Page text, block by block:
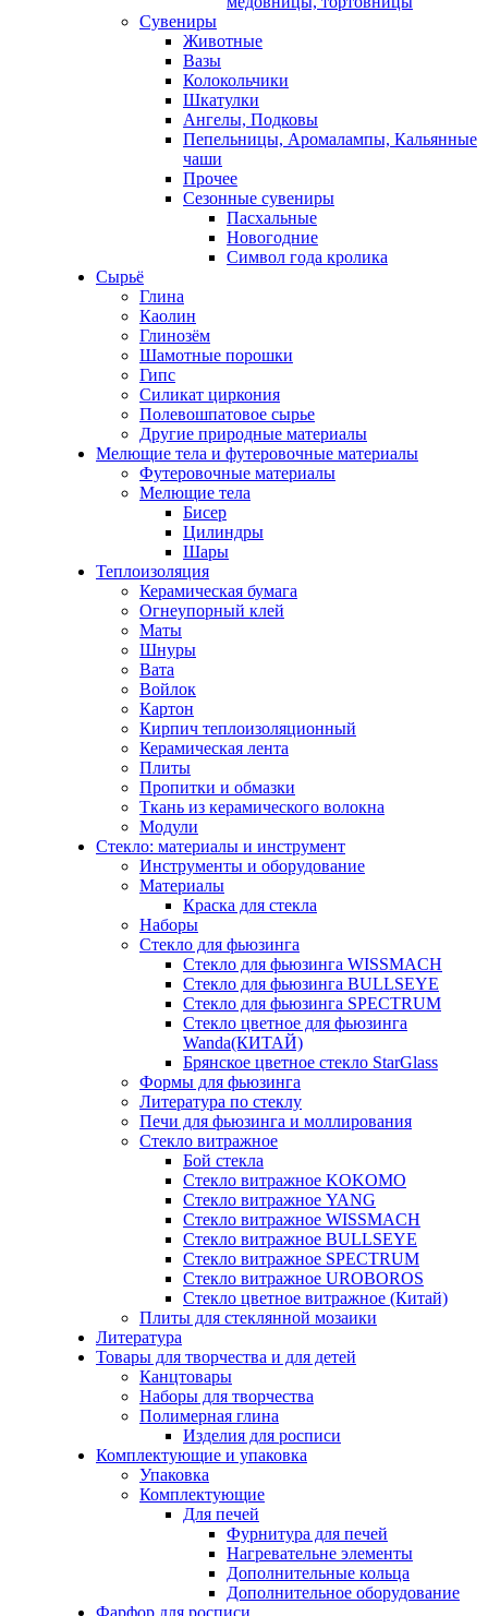
Сувениры
Животные
Вазы
Колокольчики
Шкатулки
Ангелы, Подковы
Пепельницы, Аромалампы, Кальянные
чаши
Прочее
Сезонные сувениры
Пасхальные
Новогодние
Символ года кролика
Сырьё
Глина
Каолин
Глинозём
Шамотные порошки
Гипс
Силикат циркония
Полевошпатовое сырье
Другие природные материалы
Мелющие тела и футеровочные материалы
Футеровочные материалы
Мелющие тела
Бисер
Цилиндры
Шары
Теплоизоляция
Керамическая бумага
Огнеупорный клей
Маты
Шнуры
Вата
Войлок
Картон
Кирпич теплоизоляционный
Керамическая лента
Плиты
Пропитки и обмазки
Ткань из керамического волокна
Модули
Стекло: материалы и инструмент
Инструменты и оборудование
Материалы
Краска для стекла
Наборы
Стекло для фьюзинга
Стекло для фьюзинга WISSMACH
Стекло для фьюзинга BULLSEYE
Стекло для фьюзинга SPECTRUM
Стекло цветное для фьюзинга
Wanda(КИТАЙ)
Брянское цветное стекло StarGlass
Формы для фьюзинга
Литература по стеклу
Печи для фьюзинга и моллирования
Стекло витражное
Бой стекла
Стекло витражное KOKOMO
Стекло витражное YANG
Стекло витражное WISSMACH
Стекло витражное BULLSEYE
Стекло витражное SPECTRUM
Стекло витражное UROBOROS
Стекло цветное витражное (Китай)
Плиты для стеклянной мозаики
Литература
Товары для творчества и для детей
Канцтовары
Наборы для творчества
Полимерная глина
Изделия для росписи
Комплектующие и упаковка
Упаковка
Комплектующие
Для печей
Фурнитура для печей
Нагревательне элементы
Дополнительные кольца
Дополнительное оборудование
Фарфор для росписи